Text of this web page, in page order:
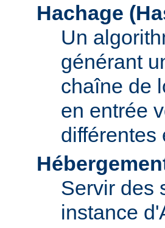
Hachage
Un
générant
chaîne de
en entrée
différentes
Servir des
instance